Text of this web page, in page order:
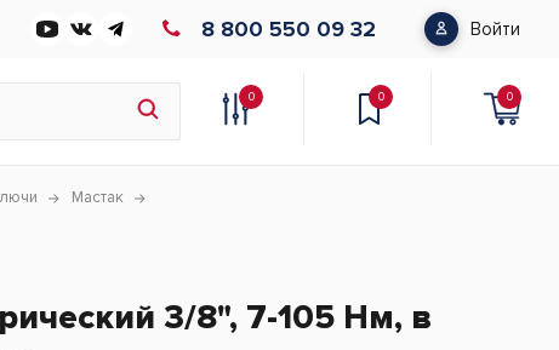
8 800 550 09 32 Войти
0 0 0
Мастак
3/8", 7-105 Нм, в